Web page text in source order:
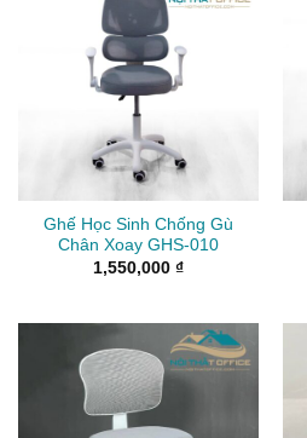
Ghế Học Sinh Chống Gù
Chân Xoay GHS-010
1,550,000 ₫